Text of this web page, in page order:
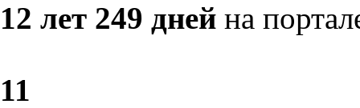
12 лет 249 дней на
11